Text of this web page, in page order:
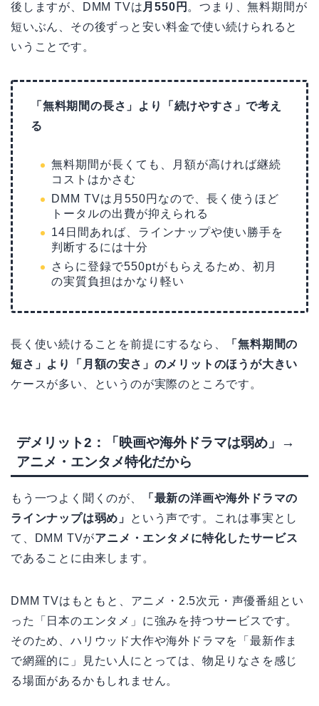
後しますが、DMM TVは 月550円 。つまり、無料期間が
短いぶん、その後ずっと安い料金で使い続けられると
いうことです。
「無料期間の長さ」より「続けやすさ」で考え
る
無料期間が長くても、月額が高ければ継続
コストはかさむ
DMM TVは月550円なので、長く使うほど
トータルの出費が抑えられる
14日間あれば、ラインナップや使い勝手を
判断するには十分
さらに登録で550ptがもらえるため、初月
の実質負担はかなり軽い
長く使い続けることを前提にするなら、
「無料期間の
短さ」より「月額の安さ」のメリットのほうが大きい
ケースが多い、というのが実際のところです。
デメリット2：「映画や海外ドラマは弱め」→
アニメ・エンタメ特化だから
もう一つよく聞くのが、
「最新の洋画や海外ドラマの
ラインナップは弱め」
という声です。これは事実とし
て、DMM TVがアニメ・エンタメに特化したサービス
であることに由来します。
DMM TVはもともと、アニメ・2.5次元・声優番組とい
った「日本のエンタメ」に強みを持つサービスです。
そのため、ハリウッド大作や海外ドラマを「最新作ま
で網羅的に」見たい人にとっては、物足りなさを感じ
る場面があるかもしれません。